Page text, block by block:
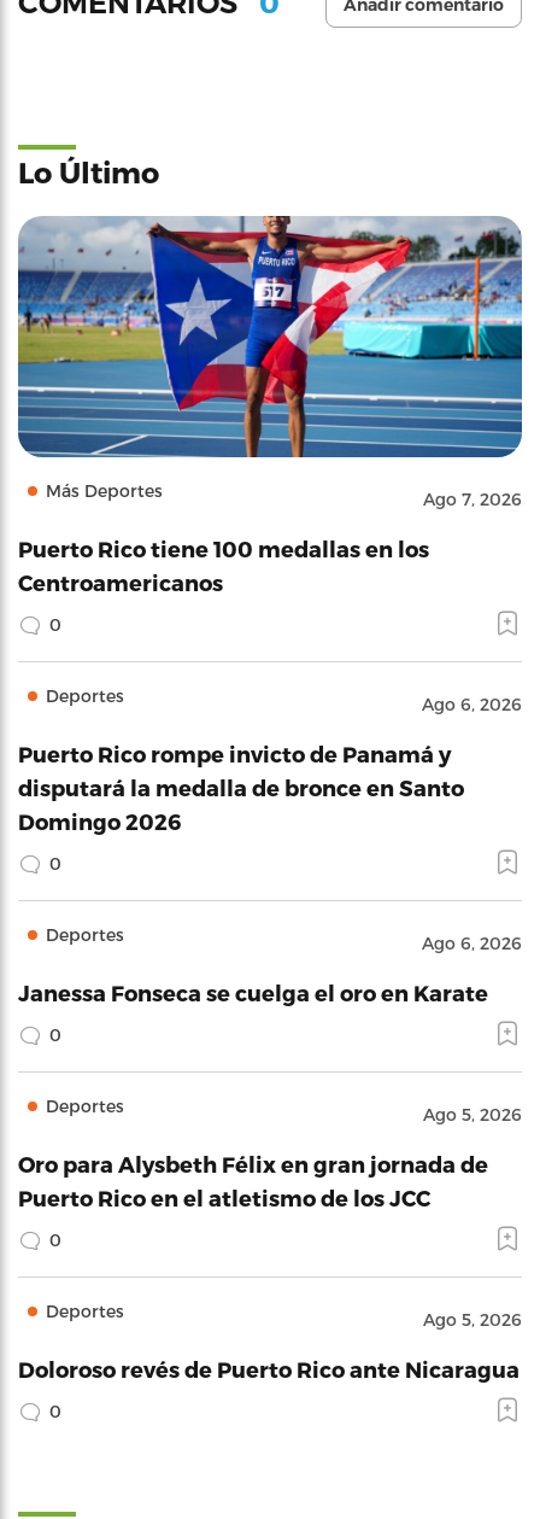
Añadir comentario
Lo Último
Más Deportes Ago 7, 2026
Puerto Rico tiene 100 medallas en los
Centroamericanos
0
Deportes Ago 6, 2026
Puerto Rico rompe invicto de Panamá y
disputará la medalla de bronce en Santo
Domingo 2026
0
Deportes Ago 6, 2026
Janessa Fonseca se cuelga el oro en Karate
0
Deportes Ago 5, 2026
Oro para Alysbeth Félix en gran jornada de
Puerto Rico en el atletismo de los JCC
0
Deportes Ago 5, 2026
Doloroso revés de Puerto Rico ante Nicaragua
0